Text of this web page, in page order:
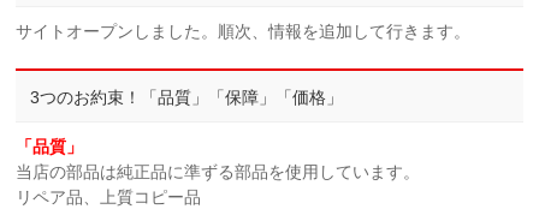
サイトオープンしました。順次、情報を追加して行きます。
3つのお約束！「品質」「保障」「価格」
「品質」
当店の部品は純正品に準ずる部品を使用しています。
リペア品、上質コピー品